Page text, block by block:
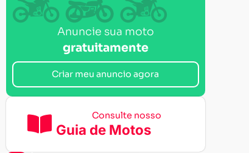
Anuncie sua moto
gratuitamente
Criar meu anuncio agora
Consulte nosso
Guia de Motos